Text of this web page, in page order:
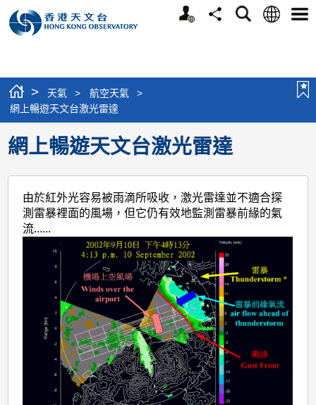
個
分
搜
語
選
> 天氣 > 航空天氣
>
網上暢遊天文台激光雷達
網上暢遊天文台激光雷達
由於紅外光容易被雨滴所吸收，激光雷達並不適合探
測雷暴裡面的風場，但它仍有效地監測雷暴前緣的氣
流......